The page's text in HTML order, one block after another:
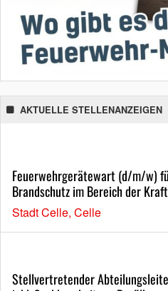
AKTUELLE STELLENANZEIGEN
Feuerwehrgerätewart (d/m/w)
Brandschutz im Bereich der
Stadt Celle, Celle
Stellvertretender